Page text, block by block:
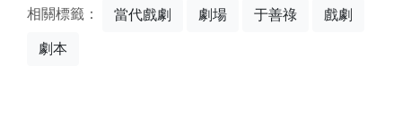
相關標籤： 當代戲劇 劇場 于善祿 戲劇
劇本